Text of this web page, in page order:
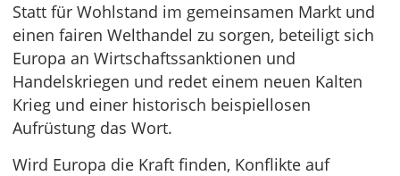
Statt für Wohlstand im gemeinsamen Markt und
einen fairen Welthandel zu sorgen, beteiligt sich
Europa an Wirtschaftssanktionen und
Handelskriegen und redet einem neuen Kalten
Krieg und einer historisch beispiellosen
Aufrüstung das Wort.
Wird Europa die Kraft finden, Konflikte auf